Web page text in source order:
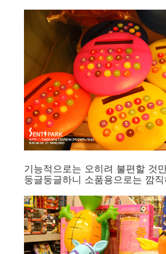
기능적으로는 오히려 불편할 것
둥글둥글하니 소품용으로는 깜직